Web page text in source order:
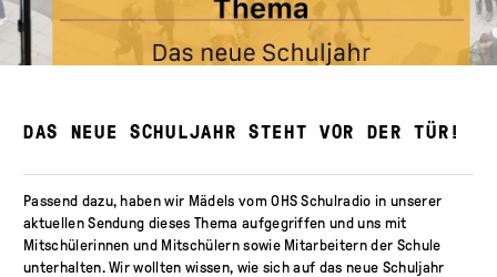
DAS NEUE SCHULJAHR STEHT VOR DER TÜR!
Passend dazu, haben wir Mädels vom OHS Schulradio in unserer
aktuellen Sendung dieses Thema aufgegriffen und uns mit
Mitschülerinnen und Mitschülern sowie Mitarbeitern der Schule
unterhalten. Wir wollten wissen, wie sich auf das neue Schuljahr